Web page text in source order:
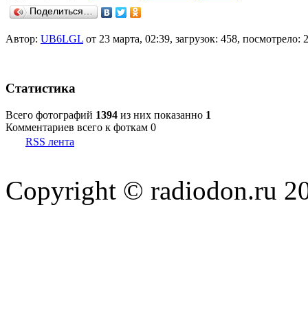
Поделиться…
Автор: UB6LGL от 23 марта, 02:39, загрузок: 458, посмотрело:
Статистика
Всего фотографий 1394 из них показанно 1
Комментариев всего к фоткам 0
RSS лента
Copyright © radiodon.ru